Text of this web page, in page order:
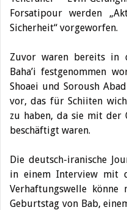
Forsatipour werden
Sicherheit“ vorgeworfen.
Zuvor waren bereits in
Baha’i festgenommen
Shoaei und Soroush
vor, das für Schiiten
zu haben, da sie mit der
beschäftigt waren.
Die deutsch-iranische
in einem Interview mit
Verhaftungswelle könne
Geburtstag von Bab,